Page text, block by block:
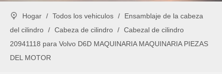
Hogar / Todos los vehiculos /
Ensamblaje de la cabeza
del cilindro / Cabeza de cilindro / Cabezal de cilindro
20941118 para Volvo D6D MAQUINARIA MAQUINARIA PIEZAS
DEL MOTOR